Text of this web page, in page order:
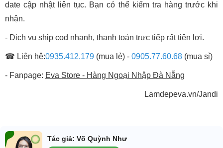
date cập nhật liên tục. Bạn có thể kiểm tra hàng trước khi
nhận.
- Dịch vụ ship cod nhanh, thanh toán trực tiếp rất tiện lợi.
☎ Liên hệ:0935.412.179 (mua lẻ) - 0905.77.60.68 (mua sỉ)
- Fanpage: Eva Store - Hàng Ngoại Nhập Đà Nẵng
Lamdepeva.vn/Jandi
Tác giả: Võ Quỳnh Như